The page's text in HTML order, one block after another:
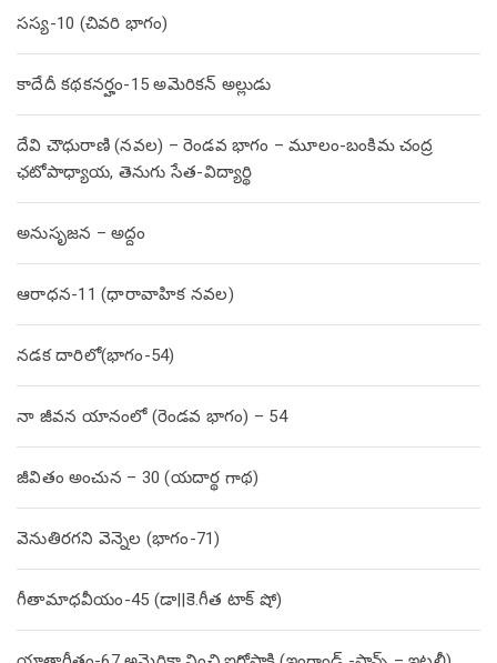
సస్య-10 (చివరి భాగం)
కాదేదీ కథకనర్హం-15 అమెరికన్ అల్లుడు
దేవి చౌధురాణి (నవల) – రెండవ భాగం – మూలం-బంకిమ చంద్ర
ఛటోపాధ్యాయ, తెనుగు సేత-విద్యార్థి
అనుసృజన – అద్దం
ఆరాధన-11 (ధారావాహిక నవల)
నడక దారిలో(భాగం-54)
నా జీవన యానంలో (రెండవ భాగం) – 54
జీవితం అంచున – 30 (యదార్థ గాథ)
వెనుతిరగని వెన్నెల (భాగం-71)
గీతామాధవీయం-45 (డా||కె.గీత టాక్ షో)